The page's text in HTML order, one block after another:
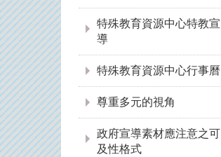
特殊教育資源中心特教宣
導
特殊教育資源中心行事曆
尊重多元的視角
政府宣導素材應注意之可
及性格式